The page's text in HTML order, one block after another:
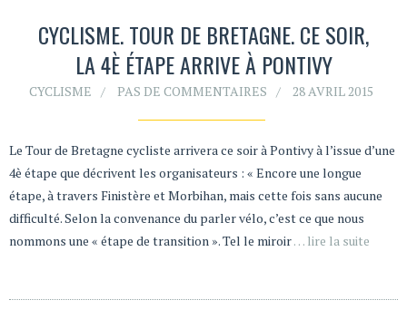
CYCLISME. TOUR DE BRETAGNE. CE SOIR,
LA 4È ÉTAPE ARRIVE À PONTIVY
CYCLISME PAS DE COMMENTAIRES 28 AVRIL 2015
Le Tour de Bretagne cycliste arrivera ce soir à Pontivy à l’issue d’une
4è étape que décrivent les organisateurs : « Encore une longue
étape, à travers Finistère et Morbihan, mais cette fois sans aucune
difficulté. Selon la convenance du parler vélo, c’est ce que nous
nommons une « étape de transition ». Tel le miroir… lire la suite